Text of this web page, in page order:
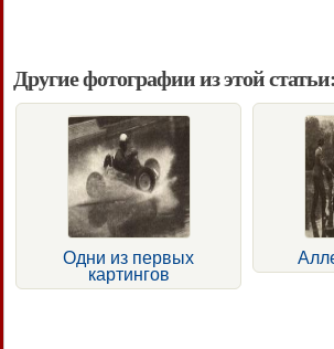
Другие фотографии из этой статьи:
Одни из первых
картингов